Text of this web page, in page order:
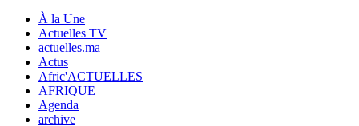
À la Une
Actuelles TV
actuelles.ma
Actus
Afric'ACTUELLES
AFRIQUE
Agenda
archive